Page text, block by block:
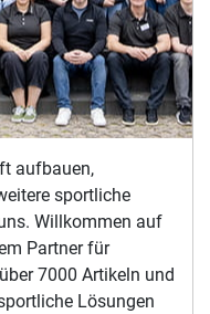
aufbauen,
sportliche
Willkommen auf
Partner für
7000 Artikeln und
Lösungen